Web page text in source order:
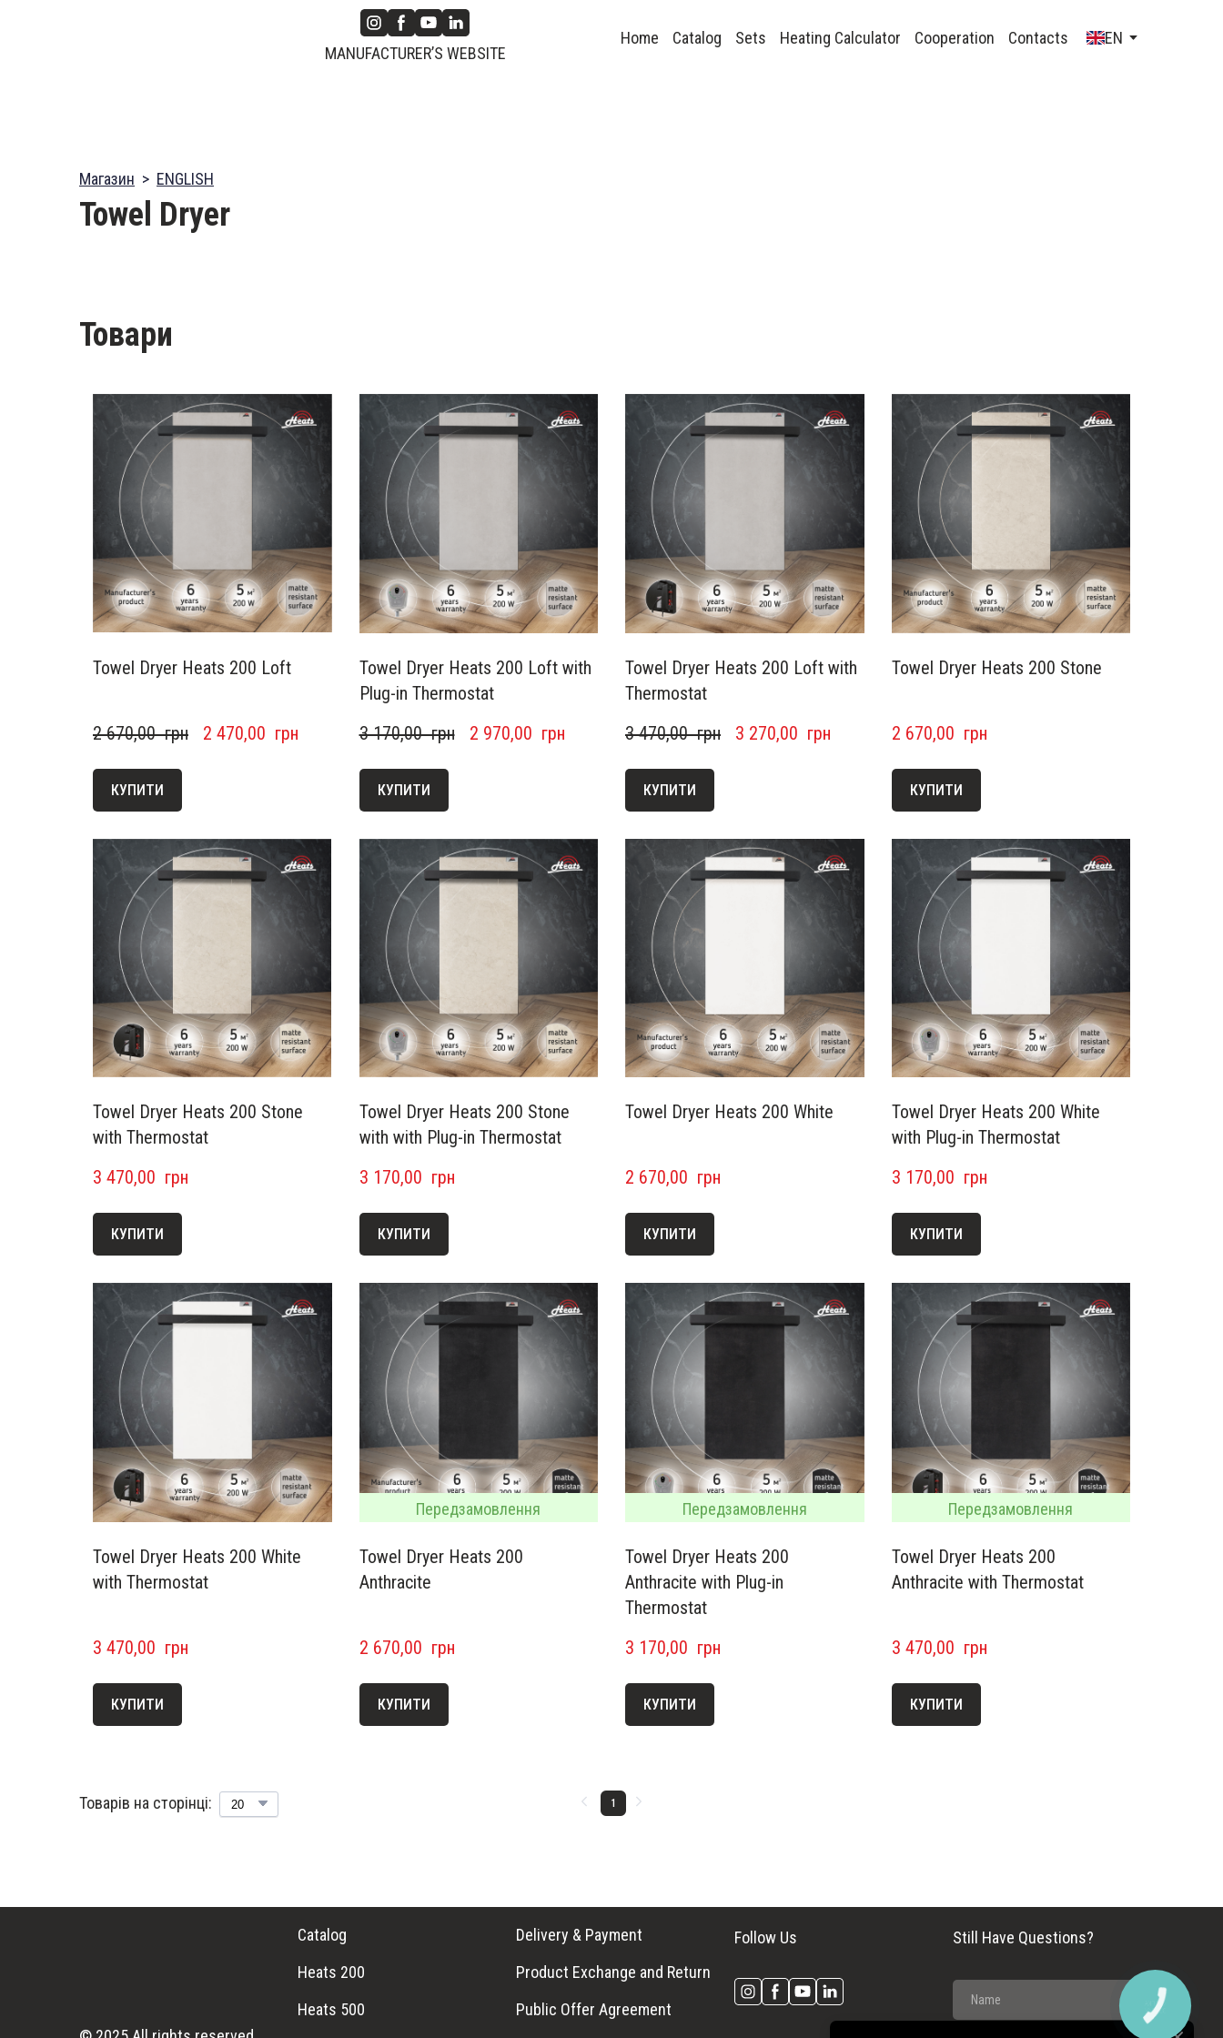
MANUFACTURER’S WEBSITE
Home Catalog Sets Heating Calculator Cooperation Contacts EN
Магазин ENGLISH
Towel Dryer
Товари
Towel Dryer Heats 200 Loft
2 670,00  грн 2 470,00  грн
КУПИТИ
Towel Dryer Heats 200 Loft with
Plug-in Thermostat
3 170,00  грн
2 970,00  грн
КУПИТИ
Towel Dryer Heats 200 Loft with
Thermostat
3 470,00  грн
3 270,00  грн
КУПИТИ
Towel Dryer Heats 200 Stone
2 670,00  грн
КУПИТИ
Towel Dryer Heats 200 Stone
with Thermostat
3 470,00  грн
КУПИТИ
Towel Dryer Heats 200 Stone
with with Plug-in Thermostat
3 170,00  грн
КУПИТИ
Towel Dryer Heats 200 White
2 670,00  грн
КУПИТИ
Towel Dryer Heats 200 White
with Plug-in Thermostat
3 170,00  грн
КУПИТИ
Towel Dryer Heats 200 White
with Thermostat
3 470,00  грн
КУПИТИ
Передзамовлення
Towel Dryer Heats 200
Anthracite
2 670,00  грн
КУПИТИ
Передзамовлення
Towel Dryer Heats 200
Anthracite with Plug-in
Thermostat
3 170,00  грн
КУПИТИ
Передзамовлення
Towel Dryer Heats 200
Anthracite with Thermostat
3 470,00  грн
КУПИТИ
Товарів на сторінці: 1
Catalog
Heats 200
Heats 500
Delivery & Payment
Product Exchange and Return
Public Offer Agreement
Follow Us Still Have Questions?